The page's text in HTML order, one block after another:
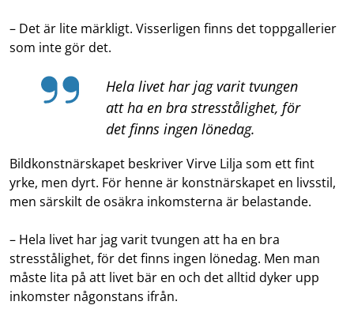
– Det är lite märkligt. Visserligen finns det toppgallerier
som inte gör det.
Hela livet har jag varit tvungen
att ha en bra stresstålighet, för
det finns ingen lönedag.
Bildkonstnärskapet beskriver Virve Lilja som ett fint
yrke, men dyrt. För henne är konstnärskapet en livsstil,
men särskilt de osäkra inkomsterna är belastande.
– Hela livet har jag varit tvungen att ha en bra
stresstålighet, för det finns ingen lönedag. Men man
måste lita på att livet bär en och det alltid dyker upp
inkomster någonstans ifrån.